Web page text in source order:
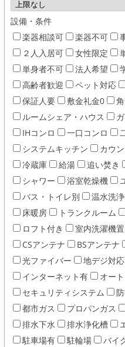
設備・条件
楽器相談可
楽器不可
２人入居可
女性限定
単身者不可
法人希望
高齢者歓迎
ペット対応
保証人要
敷金礼金0
ルームシェア・ハウス
IHコンロ
一口コンロ
システムキッチン
カウ
冷蔵庫
給湯 追い焚き
シャワー
浴室乾燥機
バス・トイレ別
温水洗
床暖房
トランクルーム
ロフト付き
室内洗濯機
CSアンテナ
BSアンテナ
光ファイバー
地デジ対応
インターネット有
オー
セキュリティシステム
都市ガス
プロパンガス
排水下水
排水浄化槽
駐車場有
駐輪場 バイ